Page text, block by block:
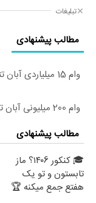
تبلیغات
مطالب پیشنهادی
وام 15 میلیاردی آبان تتر | فوری، فقط با احراز هویت
وام 200 میلیونی آبان تتر. همین الان احراز هویت کن!
مطالب پیشنهادی
🎓 کنکور ۱۴۰6؟ ماز
تابستون و تو یک
هفتع جمع میکنه 🏆